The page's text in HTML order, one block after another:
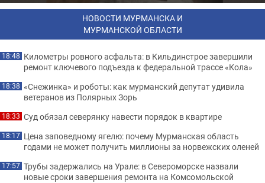
НОВОСТИ МУРМАНСКА И
МУРМАНСКОЙ ОБЛАСТИ
18:48 Километры ровного асфальта: в Кильдинстрое завершили
ремонт ключевого подъезда к федеральной трассе «Кола»
18:38 «Снежинка» и роботы: как мурманский депутат удивила
ветеранов из Полярных Зорь
18:33 Суд обязал северянку навести порядок в квартире
18:17 Цена заповедному ягелю: почему Мурманская область
годами не может получить миллионы за норвежских оленей
17:57 Трубы задержались на Урале: в Североморске назвали
новые сроки завершения ремонта на Комсомольской